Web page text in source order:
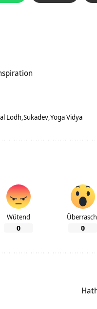
Lodh Sukadev Yoga Vidya
Wütend
0 0